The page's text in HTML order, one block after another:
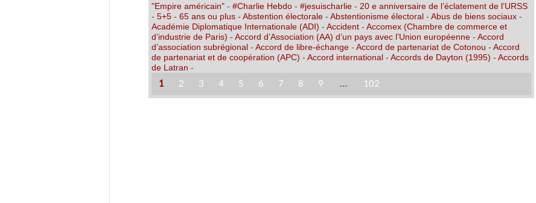
"Empire américain"- #Charlie Hebdo- #jesuischarlie- 20 e anniversaire de l’éclatement de l’URSS
- 5+5- 65 ans ou plus- Abstention électorale- Abstentionisme électoral- Abus de biens sociaux-
Académie Diplomatique Internationale (ADI) - Accident- Accomex (Chambre de commerce et
d’industrie de Paris) - Accord d’Association (AA) d’un pays avec l’Union européenne- Accord
d’association subrégional- Accord de libre-échange- Accord de partenariat de Cotonou - Accord
de partenariat et de coopération (APC) - Accord international- Accords de Dayton (1995) - Accords
de Latran -
1 2 3 4 5 6 7 8 9 … 102